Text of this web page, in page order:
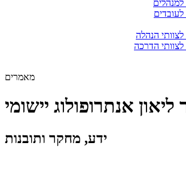
הנהלה
הדרכה
מאמרים
ליאון אנתרופולוג יישומי
ידע, מחקר ותובנות